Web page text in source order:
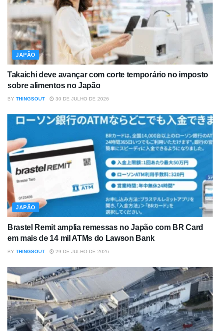
JAPÃO
Takaichi deve avançar com corte temporário no imposto
sobre alimentos no Japão
BY THINGSOUT 30 DE JULHO DE 2026
JAPÃO
Brastel Remit amplia remessas no Japão com BR Card
em mais de 14 mil ATMs do Lawson Bank
BY THINGSOUT 29 DE JULHO DE 2026